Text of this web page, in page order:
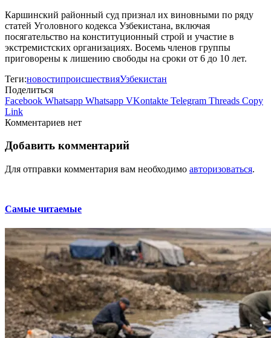
Каршинский районный суд признал их виновными по ряду
статей Уголовного кодекса Узбекистана, включая
посягательство на конституционный строй и участие в
экстремистских организациях. Восемь членов группы
приговорены к лишению свободы на сроки от 6 до 10 лет.
Теги:новостипроисшествияУзбекистан
Поделиться
Facebook Whatsapp Whatsapp VKontakte Telegram Threads Copy
Link
Комментариев нет
Добавить комментарий
Для отправки комментария вам необходимо авторизоваться.
Самые читаемые